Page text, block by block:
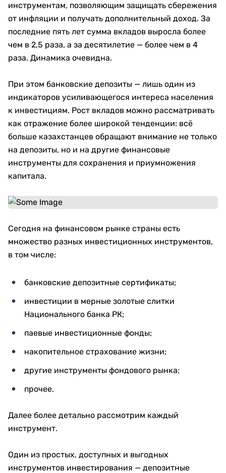
инструментам, позволяющим защищать сбережения
от инфляции и получать дополнительный доход. За
последние пять лет сумма вкладов выросла более
чем в 2,5 раза, а за десятилетие — более чем в 4
раза. Динамика очевидна.
При этом банковские депозиты — лишь один из
индикаторов усиливающегося интереса населения
к инвестициям. Рост вкладов можно рассматривать
как отражение более широкой тенденции: всё
больше казахстанцев обращают внимание не только
на депозиты, но и на другие финансовые
инструменты для сохранения и приумножения
капитала.
Сегодня на финансовом рынке страны есть
множество разных инвестиционных инструментов,
в том числе:
банковские депозитные сертификаты;
инвестиции в мерные золотые слитки
Национального банка РК;
паевые инвестиционные фонды;
накопительное страхование жизни;
другие инструменты фондового рынка;
прочее.
Далее более детально рассмотрим каждый
инструмент.
Один из простых, доступных и выгодных
инструментов инвестирования — депозитные